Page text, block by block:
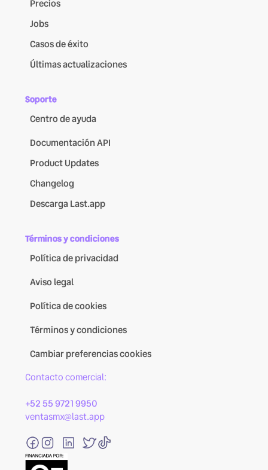
Precios
Jobs
Casos de éxito
Últimas actualizaciones
Soporte
Centro de ayuda
Documentación API
Product Updates
Changelog
Descarga Last.app
Términos y condiciones
Política de privacidad
Aviso legal
Política de cookies
Términos y condiciones
Cambiar preferencias cookies
Contacto comercial:
+52 55 9721 9950
ventasmx@last.app